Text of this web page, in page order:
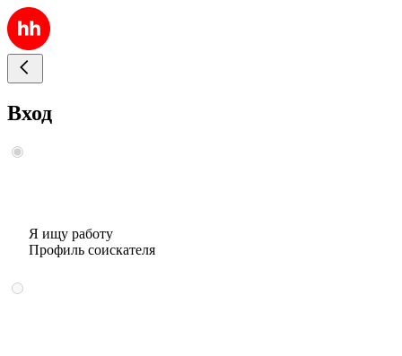
Вход
Я ищу работу
Профиль соискателя